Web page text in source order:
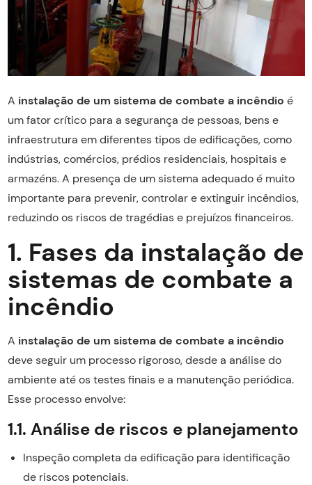
A instalação de um sistema de combate a incêndio é
um fator crítico para a segurança de pessoas, bens e
infraestrutura em diferentes tipos de edificações, como
indústrias, comércios, prédios residenciais, hospitais e
armazéns. A presença de um sistema adequado é muito
importante para prevenir, controlar e extinguir incêndios,
reduzindo os riscos de tragédias e prejuízos financeiros.
1. Fases da instalação de
sistemas de combate a
incêndio
A instalação de um sistema de combate a incêndio
deve seguir um processo rigoroso, desde a análise do
ambiente até os testes finais e a manutenção periódica.
Esse processo envolve:
1.1. Análise de riscos e planejamento
Inspeção completa da edificação para identificação
de riscos potenciais.